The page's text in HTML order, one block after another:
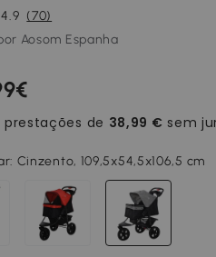
4.9 (70)
Aosom Espanha
Cinzento, 109,5x54,5x106,5 cm